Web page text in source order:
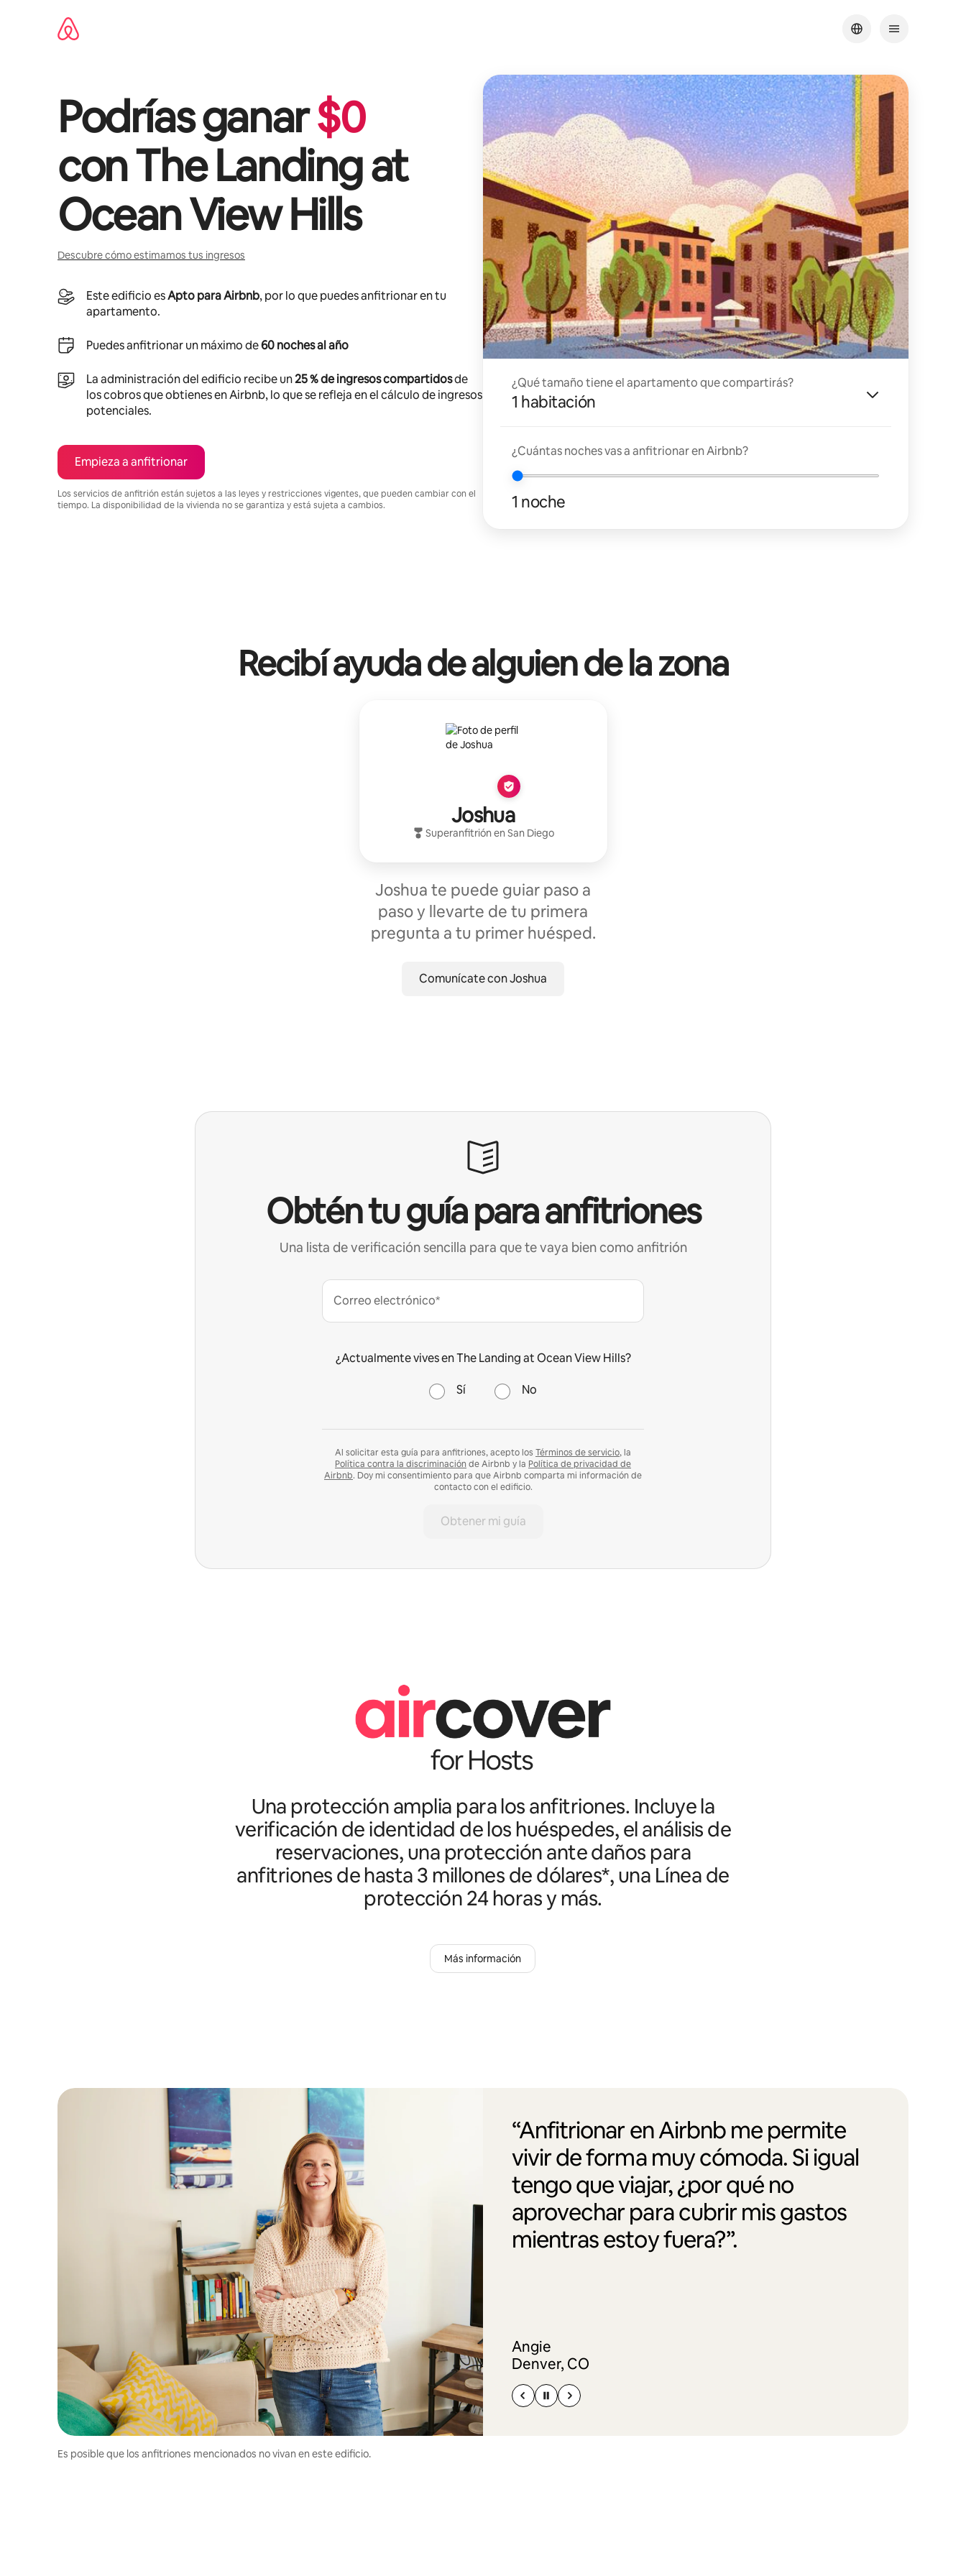
Podrías ganar$0
conThe Landing at
Ocean View Hills
Descubre cómo estimamos tus ingresos
Este edificio esApto para Airbnb, por lo que puedes anfitrionar en tu
apartamento.
Puedes anfitrionar un máximo de60 noches al año
La administración del edificio recibe un25 % de ingresos compartidosde
los cobros que obtienes en Airbnb, lo que se refleja en el cálculo de ingresos
potenciales.
Empieza a anfitrionar
Los servicios de anfitrión están sujetos a las leyes y restricciones vigentes, que pueden cambiar con el
tiempo. La disponibilidad de la vivienda no se garantiza y está sujeta a cambios.
¿Qué tamaño tiene el apartamento que compartirás?
1 habitación
¿Cuántas noches vas a anfitrionar en Airbnb?
1 noche
Recibí ayuda de alguien de la zona
Joshua
SuperanfitriónenSan Diego
Joshua te puede guiar paso a
paso y llevarte de tu primera
pregunta a tu primer huésped.
Comunícate con Joshua
Obtén tu guía para anfitriones
Una lista de verificación sencilla para que te vaya bien como anfitrión
Correo electrónico*
¿Actualmente vives en The Landing at Ocean View Hills?
Sí No
Al solicitar esta guía para anfitriones, acepto los Términos de servicio, la
Política contra la discriminación de Airbnb y la Política de privacidad de
Airbnb. Doy mi consentimiento para que Airbnb comparta mi información de
contacto con el edificio.
Obtener mi guía
Una protección amplia para los anfitriones. Incluye la
verificación de identidad de los huéspedes, el análisis de
reservaciones, una protección ante daños para
anfitriones de hasta 3 millones de dólares*, una Línea de
protección 24 horas y más.
Más información
“Anfitrionar en Airbnb me permite
vivir de forma muy cómoda. Si igual
tengo que viajar, ¿por qué no
aprovechar para cubrir mis gastos
mientras estoy fuera?”.
Angie
Denver, CO
Es posible que los anfitriones mencionados no vivan en este edificio.